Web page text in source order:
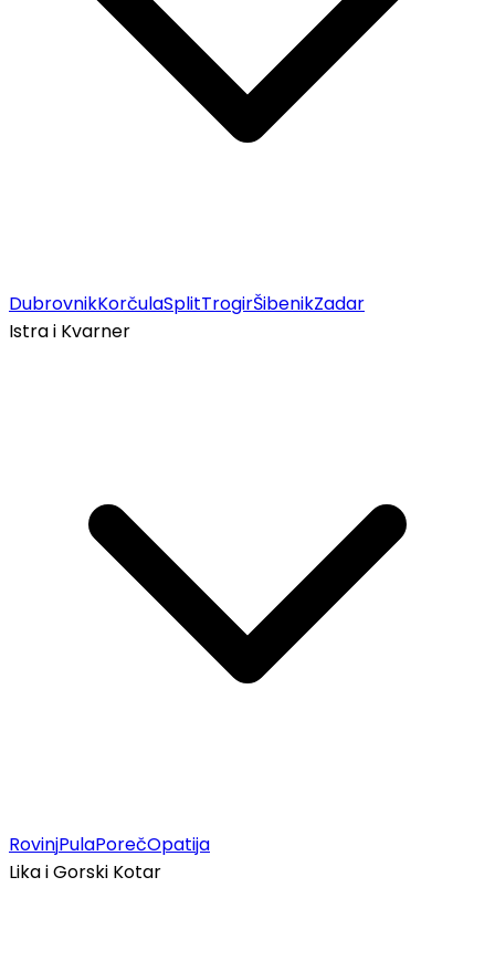
DubrovnikKorčulaSplitTrogirŠibenikZadar
Istra i Kvarner
RovinjPulaPorečOpatija
Lika i Gorski Kotar